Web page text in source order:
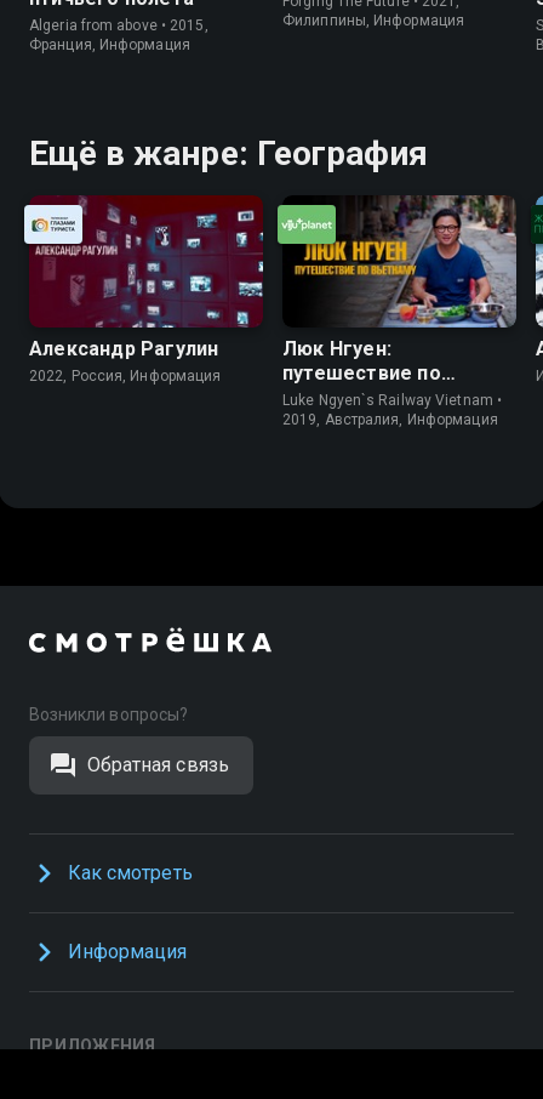
Algeria from above • 2015,
Франция, Информация
Филиппины, Информация
Ещё в жанре: География
Александр Рагулин
2022, Россия, Информация
Люк Нгуен:
путешествие по
Вьетнаму
Luke Ngyen`s Railway Vietnam •
2019, Австралия, Информация
Возникли вопросы?
Обратная связь
Как смотреть
Информация
ПРИЛОЖЕНИЯ